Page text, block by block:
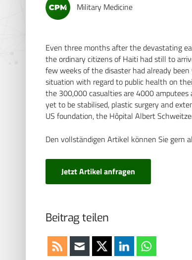
Military Medicine
Even three months after the devastating
the ordinary citizens of Haiti had still to
few weeks of the disaster had already
situation with regard to public health on
the 300,000 casualties are 4000
yet to be stabilised, plastic surgery and
US foundation, the Hôpital Albert
Den vollständigen Artikel können Sie gern
Jetzt Artikel anfragen
Beitrag teilen